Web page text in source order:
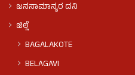
ಜನಸಾಮಾನ್ಯರ ದನಿ
ಜಿಲ್ಲೆ
BAGALAKOTE
BELAGAVI